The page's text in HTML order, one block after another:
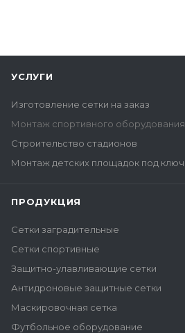
УСЛУГИ
Изготовление сетки на заказ
Монтаж спортивного оборудования
Строительство стадионов
Монтаж детских площадок под ключ
ПРОДУКЦИЯ
Сетки заградительные
Сетки спортивные
Защитно-улавливающие сетки
Антидроновые защитные сетки
Маскировочная сетка
Футбольное оборудование